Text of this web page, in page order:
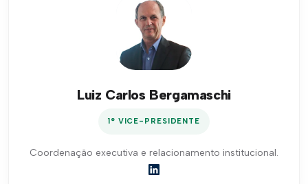
Luiz Carlos Bergamaschi
1° VICE-PRESIDENTE
Coordenação executiva e relacionamento institucional.